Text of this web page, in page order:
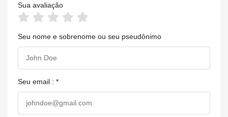
Sua avaliação
Seu nome e sobrenome ou seu pseudônimo
Seu email : *